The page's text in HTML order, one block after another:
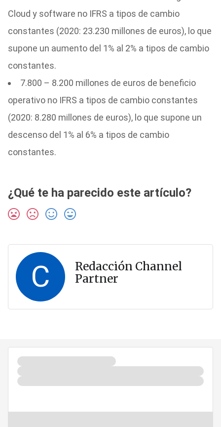
Cloud y software no IFRS a tipos de cambio
constantes (2020: 23.230 millones de euros), lo que
supone un aumento del 1% al 2% a tipos de cambio
constantes.
7.800 – 8.200 millones de euros de beneficio
operativo no IFRS a tipos de cambio constantes
(2020: 8.280 millones de euros), lo que supone un
descenso del 1% al 6% a tipos de cambio
constantes.
¿Qué te ha parecido este artículo?
C
Redacción Channel
Partner